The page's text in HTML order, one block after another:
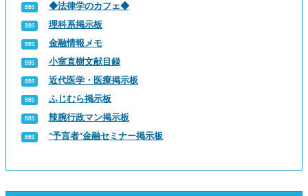
◆法律学のカフェ◆
理科系掲示板
金融情報メモ
小室直樹文献目録
近代医学・医療掲示板
ふじむら掲示板
辣腕行政マン掲示板
“予言者”金融セミナー掲示板